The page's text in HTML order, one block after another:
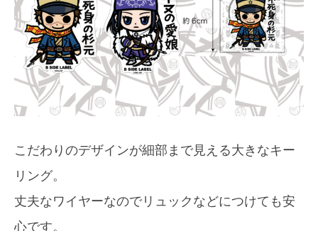
こだわりのデザインが細部まで見える大きなキー
リング。
丈夫なワイヤーなのでリュックなどにつけても安
心です。